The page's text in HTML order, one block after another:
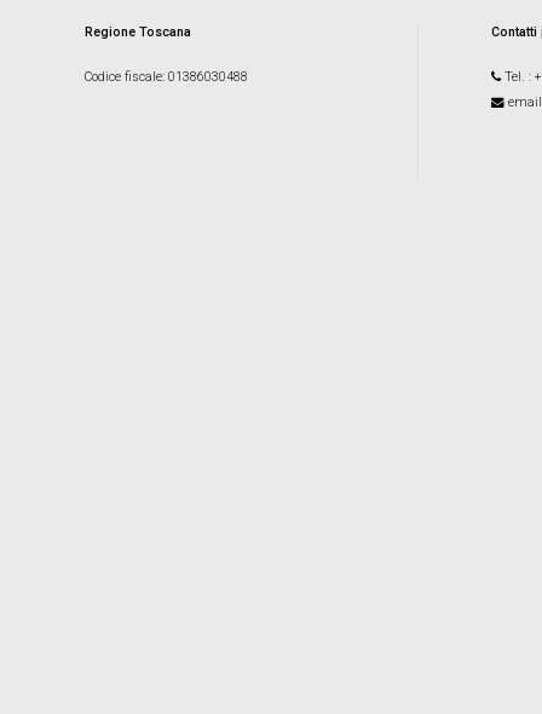
Regione Toscana
Codice fiscale: 01386030488 Tel. :
email